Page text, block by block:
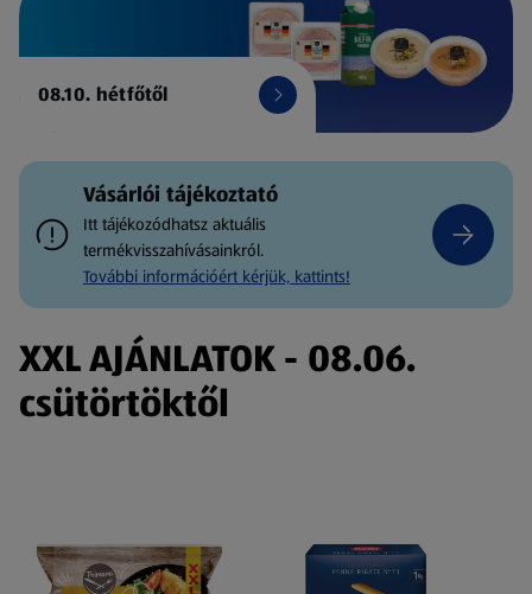
08.10. hétfőtől
Vásárlói tájékoztató
Itt tájékozódhatsz aktuális
termékvisszahívásainkról.
További információért kérjük, kattints!
XXL AJÁNLATOK - 08.06.
csütörtöktől